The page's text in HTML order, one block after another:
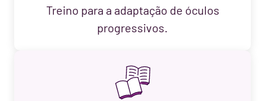
Treino para a adaptação de óculos
progressivos.